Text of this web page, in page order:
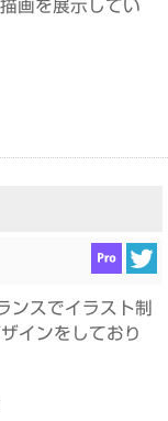
画を展示してい
スでイラスト制
インをしており